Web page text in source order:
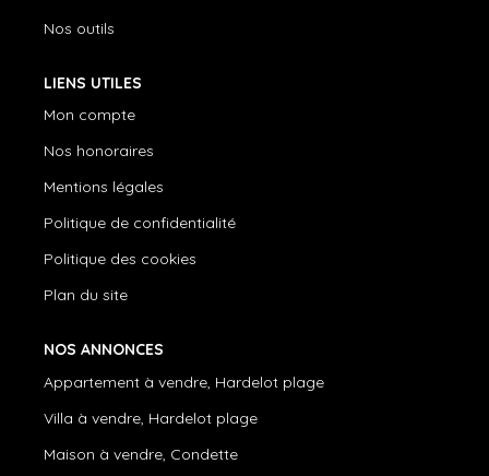
Nos outils
LIENS UTILES
Mon compte
Nos honoraires
Mentions légales
Politique de confidentialité
Politique des cookies
Plan du site
NOS ANNONCES
Appartement à vendre, Hardelot plage
Villa à vendre, Hardelot plage
Maison à vendre, Condette